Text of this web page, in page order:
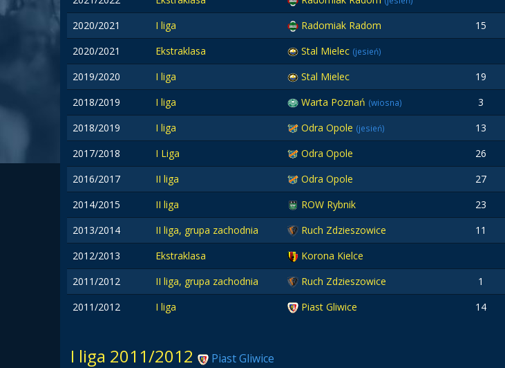
2020/2021
I liga Radomiak Radom 15
2020/2021
Ekstraklasa Stal Mielec (jesień)
2019/2020
I liga Stal Mielec 19
2018/2019
I liga Warta Poznań (wiosna) 3
2018/2019
I liga Odra Opole (jesień) 13
2017/2018
I Liga Odra Opole 26
2016/2017
II liga Odra Opole 27
2014/2015
II liga ROW Rybnik 23
2013/2014
II liga, grupa zachodnia Ruch Zdzieszowice 11
2012/2013
Ekstraklasa Korona Kielce
2011/2012
II liga, grupa zachodnia Ruch Zdzieszowice 1
2011/2012
I liga Piast Gliwice 14
I liga 2011/2012 Piast Gliwice